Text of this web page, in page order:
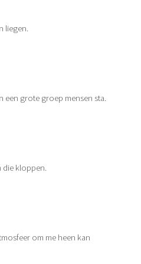
liegen.
een grote groep mensen sta.
die kloppen.
om me heen kan